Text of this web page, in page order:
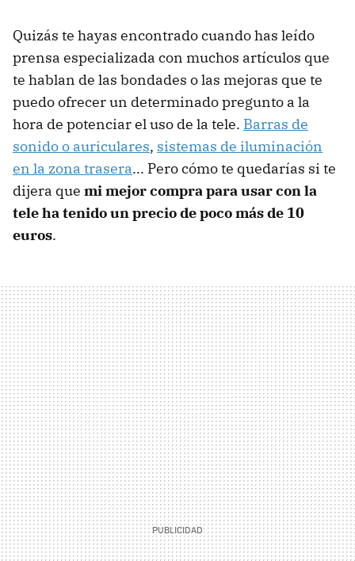
Quizás te hayas encontrado cuando has leído
prensa especializada con muchos artículos que
te hablan de las bondades o las mejoras que te
puedo ofrecer un determinado pregunto a la
hora de potenciar el uso de la tele. Barras de
sonido o auriculares, sistemas de iluminación
en la zona trasera... Pero cómo te quedarías si te
dijera que mi mejor compra para usar con la
tele ha tenido un precio de poco más de 10
euros.